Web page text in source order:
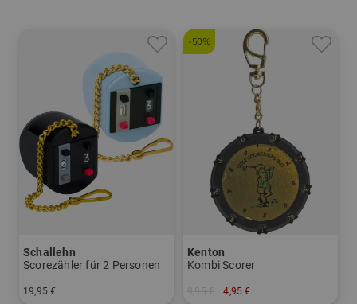
Schallehn
Scorezähler für 2 Personen
19,95 €
-50%
Kenton
Kombi Scorer
4,95 €